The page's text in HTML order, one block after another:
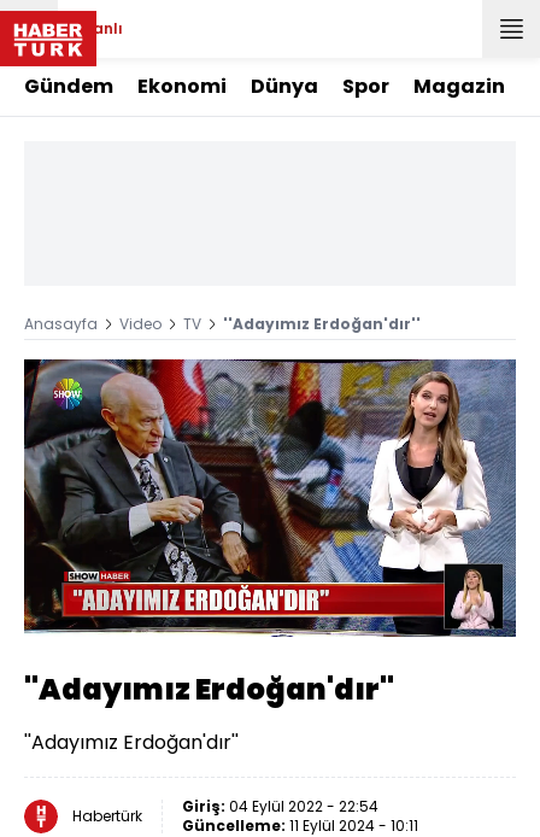
Canlı
Gündem Ekonomi Dünya Spor Magazin
Anasayfa Video TV ''Adayımız Erdoğan'dır''
Sesi
Aç
Yüklendi:
55.66%
Oynatma
Hızı
''Adayımız Erdoğan'dır''
''Adayımız Erdoğan'dır''
Habertürk Giriş: 04 Eylül 2022 - 22:54
Güncelleme: 11 Eylül 2024 - 10:11